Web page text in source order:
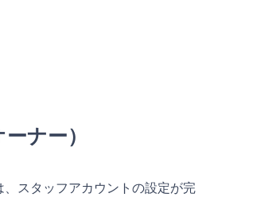
ナー）
スタッフアカウントの設定が完